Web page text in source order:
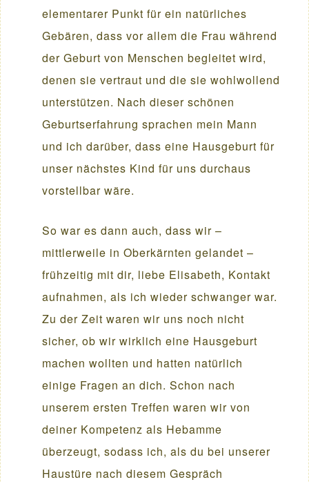
elementarer Punkt für ein natürliches
Gebären, dass vor allem die Frau während
der Geburt von Menschen begleitet wird,
denen sie vertraut und die sie wohlwollend
unterstützen. Nach dieser schönen
Geburtserfahrung sprachen mein Mann
und ich darüber, dass eine Hausgeburt für
unser nächstes Kind für uns durchaus
vorstellbar wäre.
So war es dann auch, dass wir –
mittlerweile in Oberkärnten gelandet –
frühzeitig mit dir, liebe Elisabeth, Kontakt
aufnahmen, als ich wieder schwanger war.
Zu der Zeit waren wir uns noch nicht
sicher, ob wir wirklich eine Hausgeburt
machen wollten und hatten natürlich
einige Fragen an dich. Schon nach
unserem ersten Treffen waren wir von
deiner Kompetenz als Hebamme
überzeugt, sodass ich, als du bei unserer
Haustüre nach diesem Gespräch